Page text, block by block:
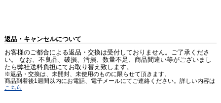
返品・キャンセルについて
お客様のご都合による返品・交換は受付しておりません。ご了承くださ
い。 なお、不良品、破損、汚損、数量不足、商品間違い等がございまし
たら弊社送料負担にてお取り替え致します。
※返品・交換は、未開封、未使用のものに限らせて頂きます。
商品到着後1週間以内にお電話、電子メールにてご連絡ください。詳しい内容は
こちら